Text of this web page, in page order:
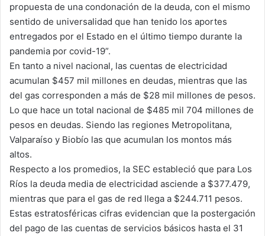
propuesta de una condonación de la deuda, con el mismo
sentido de universalidad que han tenido los aportes
entregados por el Estado en el último tiempo durante la
pandemia por covid-19”.
En tanto a nivel nacional, las cuentas de electricidad
acumulan $457 mil millones en deudas, mientras que las
del gas corresponden a más de $28 mil millones de pesos.
Lo que hace un total nacional de $485 mil 704 millones de
pesos en deudas. Siendo las regiones Metropolitana,
Valparaíso y Biobío las que acumulan los montos más
altos.
Respecto a los promedios, la SEC estableció que para Los
Ríos la deuda media de electricidad asciende a $377.479,
mientras que para el gas de red llega a $244.711 pesos.
Estas estratosféricas cifras evidencian que la postergación
del pago de las cuentas de servicios básicos hasta el 31